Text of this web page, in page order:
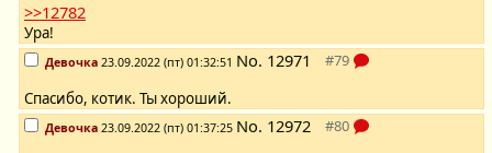
>>12782
Ура!
Девочка 23.09.2022 (пт) 01:32:51 No. 12971
Спасибо, котик. Ты хороший.
Девочка 23.09.2022 (пт) 01:37:25 No. 12972